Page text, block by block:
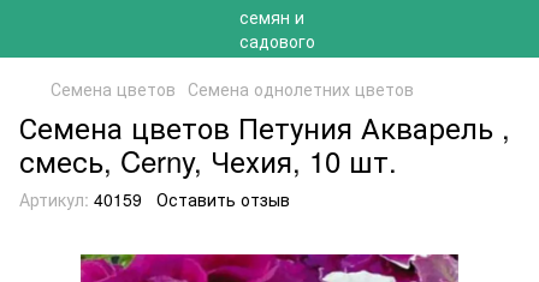
Семена цветов Семена однолетних цветов
Семена цветов Петуния Акварель ,
смесь, Cerny, Чехия, 10 шт.
Артикул: 40159 Оставить отзыв